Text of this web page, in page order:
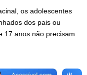
os adolescentes
dos pais ou
17 anos não precisam